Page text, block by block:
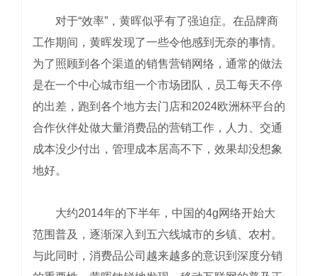
对于“效率”，黄晖似乎有了强迫症。在品牌商
工作期间，黄晖发现了一些令他感到无奈的事情。
为了照顾到各个渠道的销售营销网络，通常的做法
是在一个中心城市组一个市场团队，员工每天不停
的出差，跑到各个地方去门店和2024欧洲杯平台的
合作伙伴处做大量消费品的营销工作，人力、交通
成本没少付出，管理成本居高不下，效果却没想象
地好。
大约2014年的下半年，中国的4g网络开始大
范围普及，逐渐深入到五六线城市的乡镇、农村。
与此同时，消费品公司越来越多的意识到深度分销